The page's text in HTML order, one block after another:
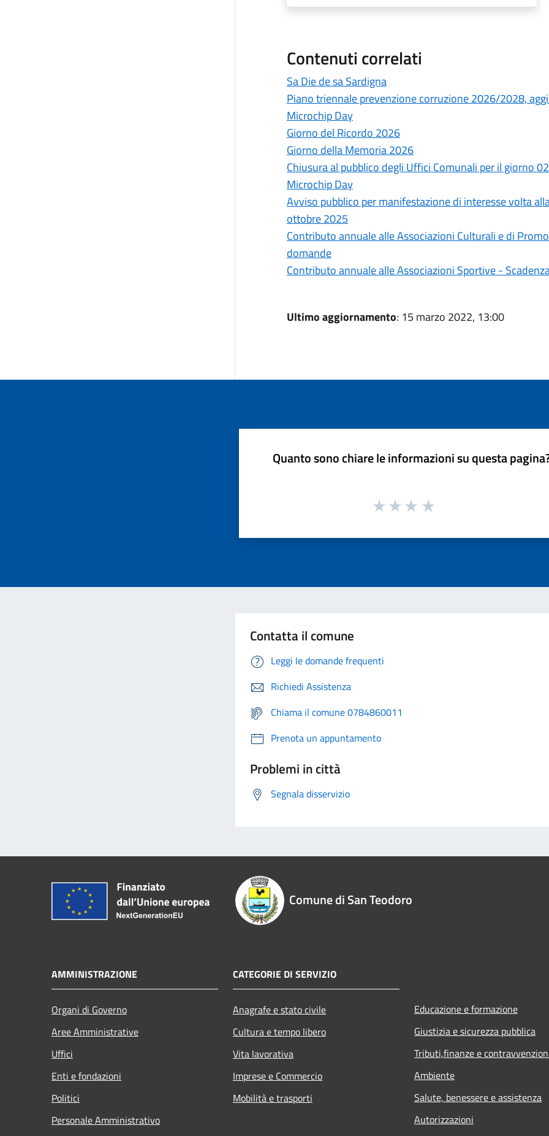
Contenuti correlati
Sa Die de sa Sardigna
Piano triennale prevenzione corruzione 2026/2028,
Microchip Day
Giorno del Ricordo 2026
Giorno della Memoria 2026
Chiusura al pubblico degli Uffici Comunali per il giorno
Microchip Day
Avviso pubblico per manifestazione di interesse volta
ottobre 2025
Contributo annuale alle Associazioni Culturali e di
domande
Contributo annuale alle Associazioni Sportive -
Ultimo aggiornamento: 15 marzo 2022, 13:00
Quanto sono chiare le informazioni su questa
Contatta il comune
Leggi le domande frequenti
Richiedi Assistenza
Chiama il comune 0784860011
Prenota un appuntamento
Problemi in città
Segnala disservizio
Comune di San Teodoro
AMMINISTRAZIONE
Organi di Governo
Aree Amministrative
Uffici
Enti e fondazioni
Politici
Personale Amministrativo
CATEGORIE DI SERVIZIO
Anagrafe e stato civile
Cultura e tempo libero
Vita lavorativa
Imprese e Commercio
Mobilità e trasporti
Educazione e formazione
Giustizia e sicurezza pubblica
Tributi,finanze e
Ambiente
Salute, benessere e assistenza
Autorizzazioni